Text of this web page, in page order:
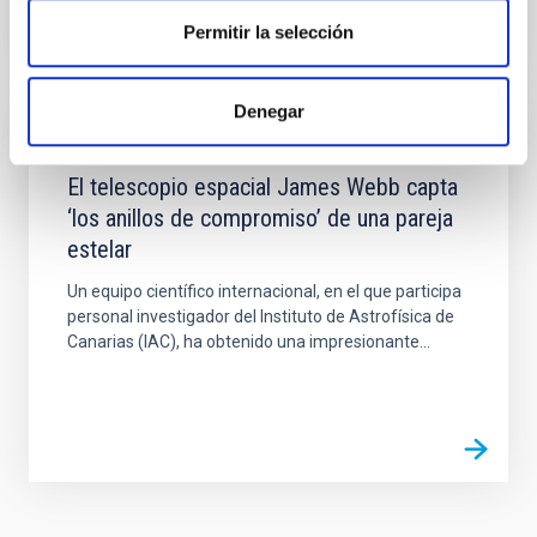
Permitir la selección
Denegar
NOTICIA
El telescopio espacial James Webb capta
‘los anillos de compromiso’ de una pareja
estelar
Un equipo científico internacional, en el que participa
personal investigador del Instituto de Astrofísica de
Canarias (IAC), ha obtenido una impresionante...